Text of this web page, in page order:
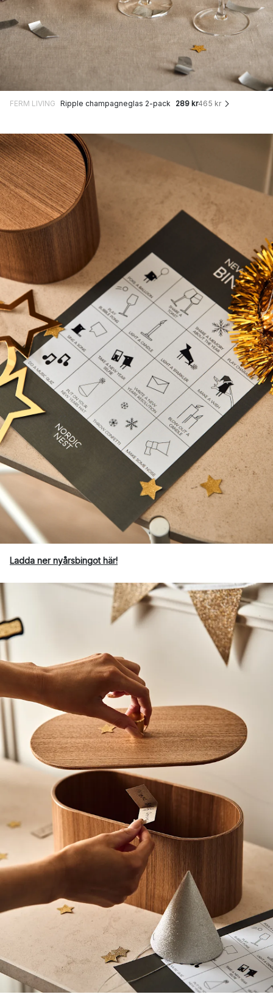
FERM LIVING Ripple champagneglas 2-pack 289 kr465 kr
Ladda ner nyårsbingot här!